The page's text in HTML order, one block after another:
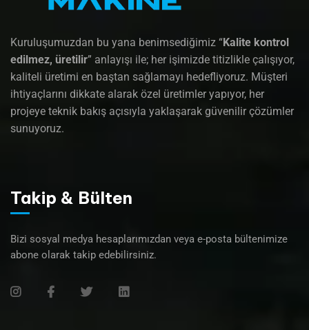
Kuruluşumuzdan bu yana benimsediğimiz “Kalite kontrol
edilmez, üretilir” anlayışı ile; her işimizde titizlikle çalışıyor,
kaliteli üretimi en baştan sağlamayı hedefliyoruz. Müşteri
ihtiyaçlarını dikkate alarak özel üretimler yapıyor, her
projeye teknik bakış açısıyla yaklaşarak güvenilir çözümler
sunuyoruz.
Takip & Bülten
Bizi sosyal medya hesaplarımızdan veya e-posta bültenimize
abone olarak takip edebilirsiniz.